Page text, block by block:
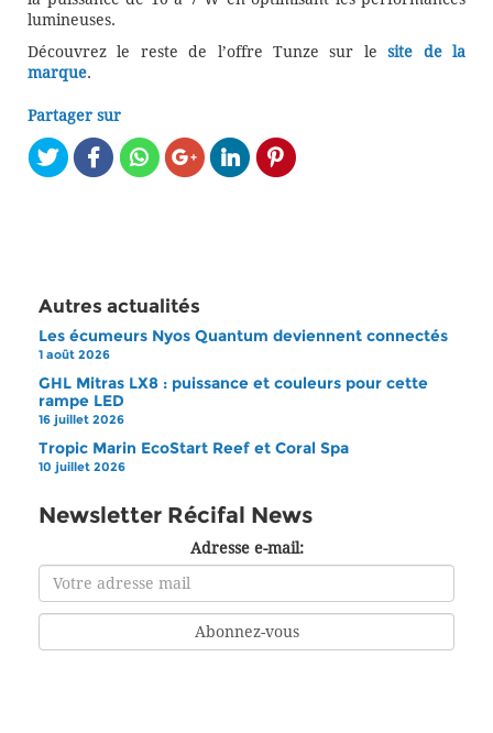
lumineuses.
Découvrez le reste de l’offre Tunze sur lesite de la
marque.
Partager sur
Autres actualités
Les écumeurs Nyos Quantum deviennent connectés
1 août 2026
GHL Mitras LX8 : puissance et couleurs pour cette
rampe LED
16 juillet 2026
Tropic Marin EcoStart Reef et Coral Spa
10 juillet 2026
Newsletter Récifal News
Adresse e-mail: